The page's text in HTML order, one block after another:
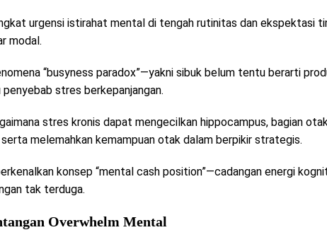
urgensi istirahat mental di tengah rutinitas dan ekspektasi
modal.
“busyness paradox”—yakni sibuk belum tentu berarti
stres berkepanjangan.
stres kronis dapat mengecilkan hippocampus, bagian
melemahkan kemampuan otak dalam berpikir strategis.
konsep “mental cash position”—cadangan energi
tak terduga.
Overwhelm Mental